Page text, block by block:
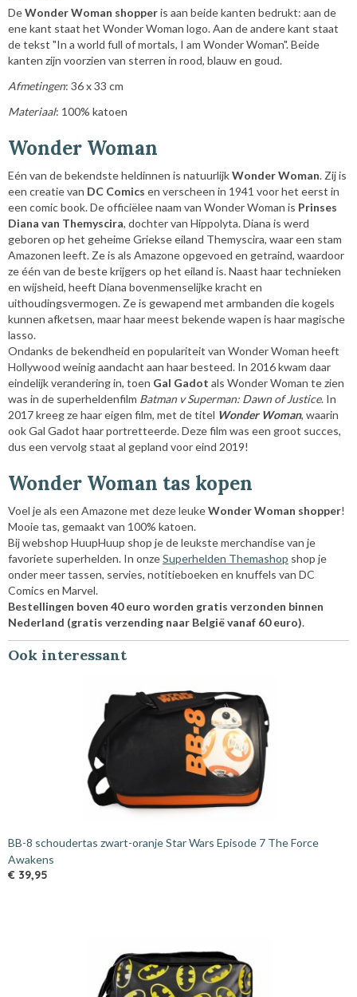
DeWonder Woman shopperis aan beide kanten bedrukt: aan de
ene kant staat het Wonder Woman logo. Aan de andere kant staat
de tekst "In a world full of mortals, I am Wonder Woman". Beide
kanten zijn voorzien van sterren in rood, blauw en goud.
Afmetingen: 36 x 33 cm
Materiaal: 100% katoen
Wonder Woman
Eén van de bekendste heldinnen is natuurlijkWonder Woman. Zij is
een creatie van DC Comics en verscheen in 1941 voor het eerst in
een comic book. De officiëlee naam van Wonder Woman is Prinses
Diana van Themyscira, dochter van Hippolyta. Diana is werd
geboren op het geheime Griekse eiland Themyscira, waar een stam
Amazonen leeft. Ze is als Amazone opgevoed en getraind, waardoor
ze één van de beste krijgers op het eiland is. Naast haar technieken
en wijsheid, heeft Diana bovenmenselijke kracht en
uithoudingsvermogen. Ze is gewapend met armbanden die kogels
kunnen afketsen, maar haar meest bekende wapen is haar magische
lasso.
Ondanks de bekendheid en populariteit van Wonder Woman heeft
Hollywood weinig aandacht aan haar besteed. In 2016 kwam daar
eindelijk verandering in, toen Gal Gadot als Wonder Woman te zien
was in de superheldenfilm Batman v Superman: Dawn of Justice. In
2017 kreeg ze haar eigen film, met de titel Wonder Woman, waarin
ook Gal Gadot haar portretteerde. Deze film was een groot succes,
dus een vervolg staat al gepland voor eind 2019!
Wonder Woman tas kopen
Voel je als een Amazone met deze leukeWonder Woman shopper!
Mooie tas, gemaakt van 100% katoen.
Bij webshop HuupHuup shop je de leukste merchandise van je
favoriete superhelden. In onzeSuperhelden Themashop shop je
onder meer tassen, servies, notitieboeken en knuffels van DC
Comics en Marvel.
Bestellingen boven 40 euro worden gratis verzonden binnen
Nederland (gratis verzending naar België vanaf 60 euro).
Ook interessant
BB-8 schoudertas zwart-oranje Star Wars Episode 7 The Force
Awakens
€ 39,95